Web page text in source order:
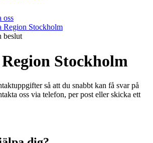
oss
Region Stockholm
beslut
Stockholm
så att du snabbt kan få svar på
oss via telefon, per post eller skicka ett